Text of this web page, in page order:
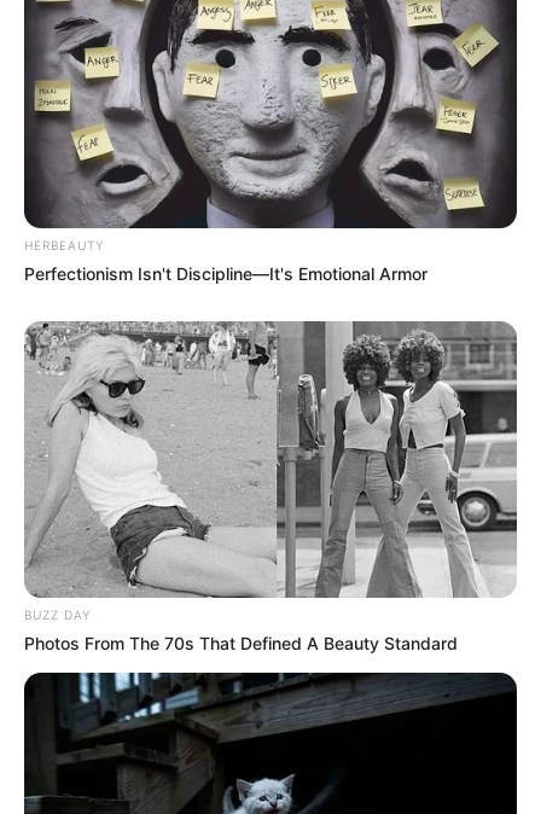
HERBEAUTY
Perfectionism Isn't Discipline—It's Emotional Armor
BUZZ DAY
Photos From The 70s That Defined A Beauty Standard